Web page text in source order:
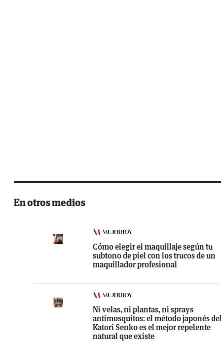
En otros medios
Cómo elegir el maquillaje según tu
subtono de piel con los trucos de un
maquillador profesional
Ni velas, ni plantas, ni sprays
antimosquitos: el método japonés
Katori Senko es el mejor repelente
natural que existe